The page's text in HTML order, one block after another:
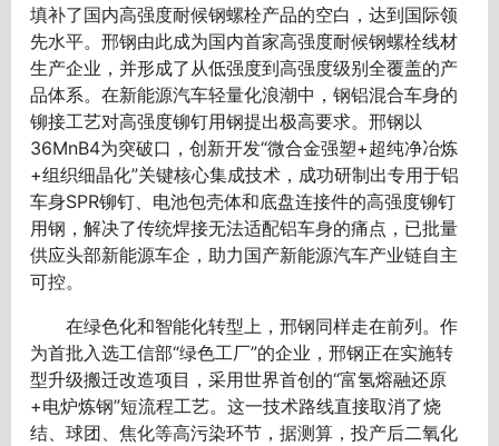
填补了国内高强度耐候钢螺栓产品的空白，达到国际领
先水平。邢钢由此成为国内首家高强度耐候钢螺栓线材
生产企业，并形成了从低强度到高强度级别全覆盖的产
品体系。在新能源汽车轻量化浪潮中，钢铝混合车身的
铆接工艺对高强度铆钉用钢提出极高要求。邢钢以
36MnB4为突破口，创新开发“微合金强塑+超纯净冶炼
+组织细晶化”关键核心集成技术，成功研制出专用于铝
车身SPR铆钉、电池包壳体和底盘连接件的高强度铆钉
用钢，解决了传统焊接无法适配铝车身的痛点，已批量
供应头部新能源车企，助力国产新能源汽车产业链自主
可控。
在绿色化和智能化转型上，邢钢同样走在前列。作
为首批入选工信部“绿色工厂”的企业，邢钢正在实施转
型升级搬迁改造项目，采用世界首创的“富氢熔融还原
+电炉炼钢”短流程工艺。这一技术路线直接取消了烧
结、球团、焦化等高污染环节，据测算，投产后二氧化